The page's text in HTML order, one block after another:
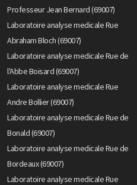
Professeur Jean Bernard (69007)
Laboratoire analyse medicale Rue
Abraham Bloch (69007)
Laboratoire analyse medicale Rue de
l'Abbe Boisard (69007)
Laboratoire analyse medicale Rue
Andre Bollier (69007)
Laboratoire analyse medicale Rue de
Bonald (69007)
Laboratoire analyse medicale Rue de
Bordeaux (69007)
Laboratoire analyse medicale Rue